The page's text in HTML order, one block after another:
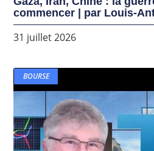
commencer | par Louis-
31 juillet 2026
BOURSE